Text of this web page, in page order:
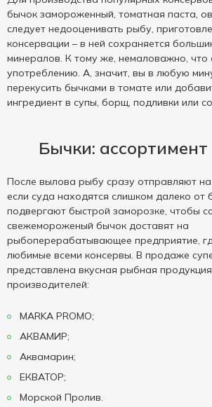
бычок замороженный, томатная паста,
следует недооценивать рыбу,
консервации – в ней сохраняется
минералов. К тому же, немаловажно, что
употреблению. А, значит, вы в любую
перекусить бычками в томате или
ингредиент в супы, борщ, подливки или
Бычки: ассортимент
После вылова рыбу сразу отправляют
если суда находятся слишком далеко от
подвергают быстрой заморозке, чтобы
свежемороженый бычок доставят на
рыбоперерабатывающее предприятие,
любимые всеми консервы. В продаже
представлена вкусная рыбная
производителей:
MARKA PROMO;
АКВАМИР;
Аквамарин;
ЕКВАТОР;
Морской Пролив.